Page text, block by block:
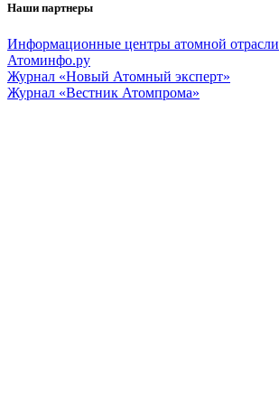
Наши партнеры
Информационные центры атомной отрасли
Атоминфо.ру
Журнал «Новый Атомный эксперт»
Журнал «Вестник Атомпрома»